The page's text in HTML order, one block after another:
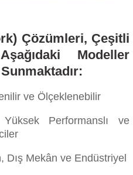
Çözümleri, Çeşitli
Modeller
ve Ölçeklenebilir
Performanslı ve
Mekân ve Endüstriyel